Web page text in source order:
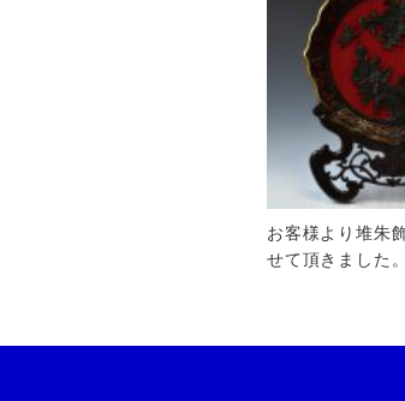
お客様より堆朱
せて頂きました。